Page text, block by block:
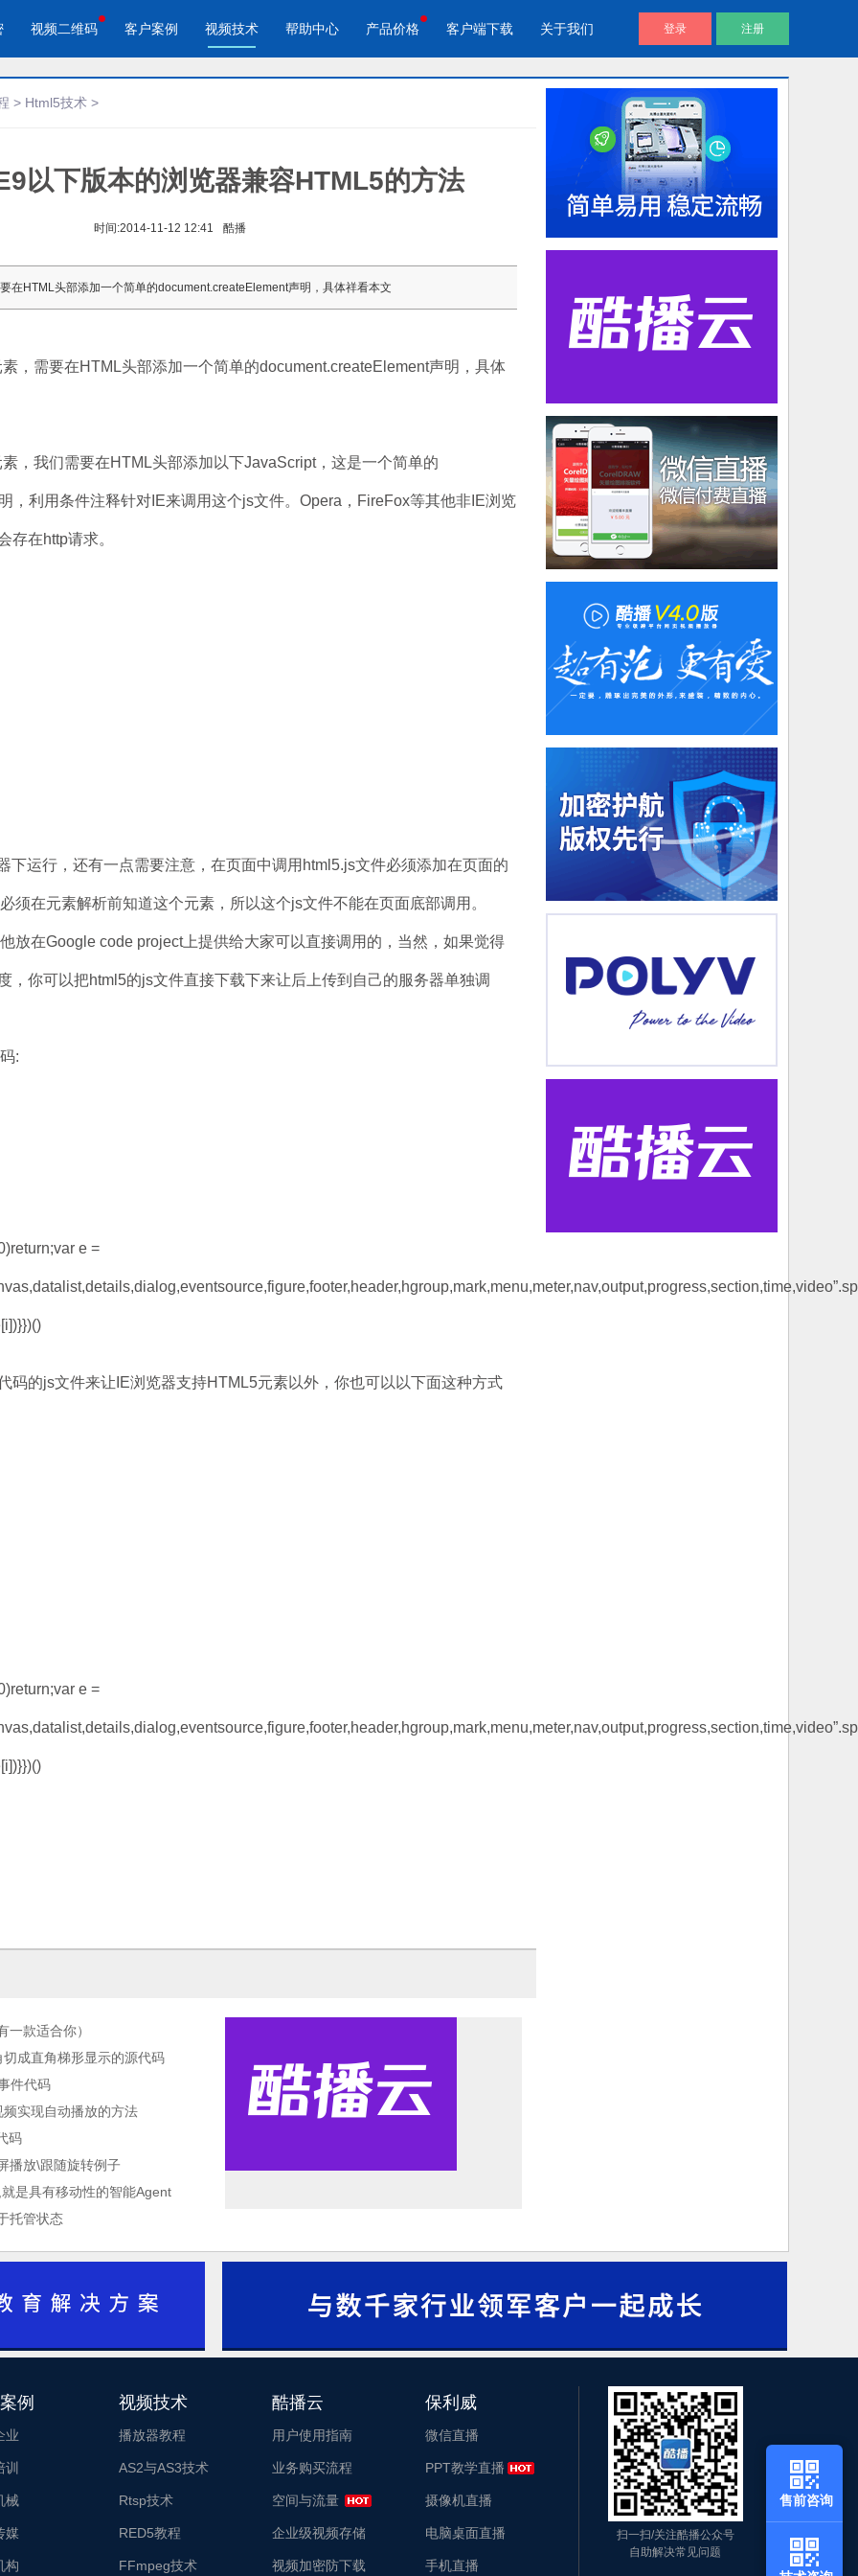
播云 | 企业视频轻松上云
费稳定无广告视频云服务
酷播云视频二维码
自动生成视频二维码
酷播V4 | 免费视频播放器
帮助用户通过代码直接调用视频文
件进放播放
视频二维码
传 教学网站
企业视频宣传，提升企业形象
报 体育培训
产品视频说明书，产品安装应用视
客户案例 视频技术 帮助中心 产品价格 客户端下载 关于我们 登录 注册
> Html5技术 >
以下版本的浏览器兼容HTML5的方法
时间:2014-11-12 12:41 酷播
在HTML头部添加一个简单的document.createElement声明，具体祥看本文
，需要在HTML头部添加一个简单的document.createElement声明，具体
，我们需要在HTML头部添加以下JavaScript，这是一个简单的
，利用条件注释针对IE来调用这个js文件。Opera，FireFox等其他非IE浏览
存在http请求。
下运行，还有一点需要注意，在页面中调用html5.js文件必须添加在页面的
须在元素解析前知道这个元素，所以这个js文件不能在页面底部调用。
放在Google code project上提供给大家可以直接调用的，当然，如果觉得
，你可以把html5的js文件直接下载下来让后上传到自己的服务器单独调
:
e =
码的js文件来让IE浏览器支持HTML5元素以外，你也可以以下面这种方式
e =
款适合你）
成直角梯形显示的源代码
件代码
实现自动播放的方法
码
播放\跟随旋转例子
是具有移动性的智能Agent
托管状态
酷播云_酷播云
例
业
训
械
媒
构
视频技术
播放器教程
AS2与AS3技术
Rtsp技术
RED5教程
FFmpeg技术
酷播云
用户使用指南
业务购买流程
空间与流量
企业级视频存储
视频加密防下载
保利威
微信直播
PPT教学直播
摄像机直播
电脑桌面直播
手机直播
扫一扫/关注酷播公众号
自助解决常见问题
售前咨询